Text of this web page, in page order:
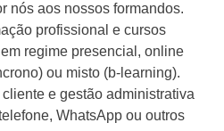
nós aos nossos formandos.
profissional e cursos
regime presencial, online
ou misto (b-learning).
e gestão administrativa
WhatsApp ou outros